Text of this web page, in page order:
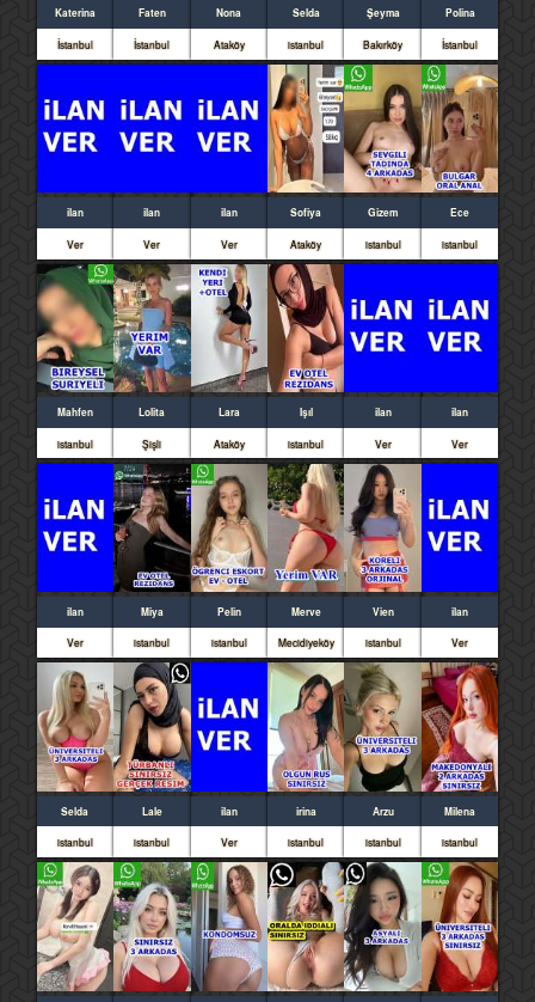
Katerina
İstanbul
Faten
İstanbul
Nona
Ataköy
Selda
istanbul
Şeyma
Bakırköy
Polina
İstanbul
ilan
Ver
ilan
Ver
ilan
Ver
Sofiya
Ataköy
Gizem
istanbul
Ece
istanbul
Mahfen
istanbul
Lolita
Şişli
Lara
Ataköy
Işıl
istanbul
ilan
Ver
ilan
Ver
ilan
Ver
Miya
istanbul
Pelin
istanbul
Merve
Mecidiyeköy
Vien
istanbul
ilan
Ver
Selda
istanbul
Lale
istanbul
ilan
Ver
irina
istanbul
Arzu
istanbul
Milena
istanbul